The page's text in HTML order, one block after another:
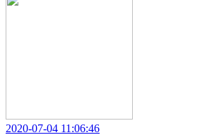
2020-07-04 11:06:46